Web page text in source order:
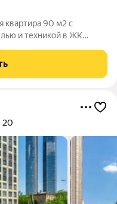
квартира 90 м2 с
и техникой в ЖК
-санузел с душевой и
20